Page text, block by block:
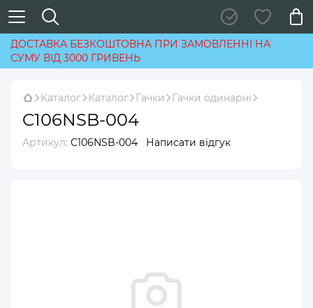
ДОСТАВКА БЕЗКОШТОВНА ПРИ ЗАМОВЛЕННІ НА
СУМУ ВІД 3000 ГРИВЕНЬ
Каталог Каталог Гачки Гачки одинарні
C106NSB-004
Артикул: C106NSB-004 Написати відгук